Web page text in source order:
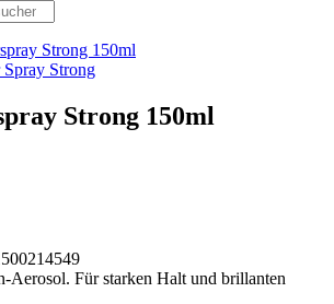
Strong 150ml
Aerosol. Für starken Halt und brillanten